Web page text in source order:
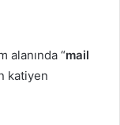
alanında “mail
katiyen